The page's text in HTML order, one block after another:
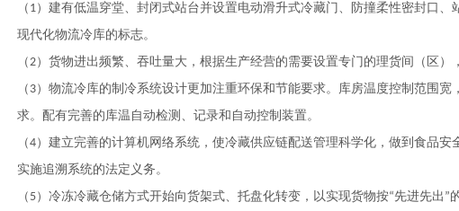
（ 1）建有低温穿堂、封闭式站台并设置电动滑升式冷藏门、防撞柔性密封口、
现代化物流冷库的标志。
（2）货物进出频繁、吞吐量大，根据生产经营的需要设置专门的理货间（区）
（ 3）物流冷库的制冷系统设计更加注重环保和节能要求。库房温度控制范围
求。配有完善的库温自动检测、记录和自动控制装置。
（4）建立完善的计算机网络系统，使冷藏供应链配送管理科学化，做到食品
实施追溯系统的法定义务。
（ 5）冷冻冷藏仓储方式开始向货架式、托盘化转变，以实现货物按“先进先出 ”